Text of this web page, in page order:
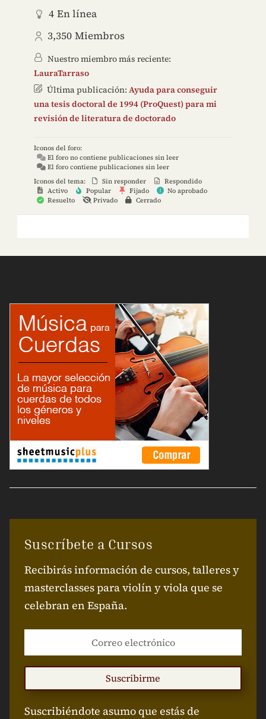
4 En línea
3,350 Miembros
Nuestro miembro más reciente:
LauraTarraso
Última publicación: Ayuda para conseguir
una tesis doctoral de 1994 (ProQuest) para mi
revisión de literatura de doctorado
Iconos del foro:
El foro no contiene publicaciones sin leer
El foro contiene publicaciones sin leer
Iconos del tema:
Sin responder
Respondido
Activo
Popular Fijado
No aprobado
Resuelto
Privado Cerrado
Suscríbete a Cursos
Recibirás información de cursos, talleres y
masterclasses para violín y viola que se
celebran en España.
Suscribirme
Suscribiéndote asumo que estás de